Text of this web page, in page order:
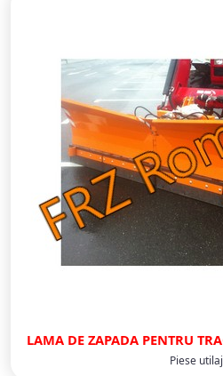
LAMA DE ZAPADA PENTRU
Piese